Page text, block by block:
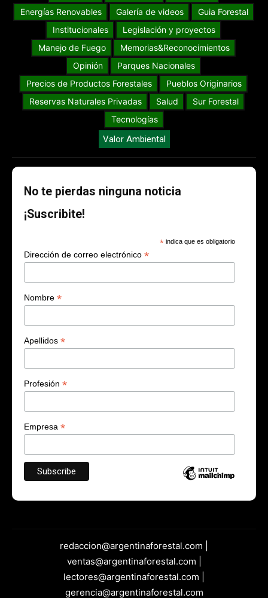
Energías Renovables
Galería de videos
Guia Forestal
Institucionales
Legislación y proyectos
Manejo de Fuego
Memorias&Reconocimientos
Opinión
Parques Nacionales
Precios de Productos Forestales
Pueblos Originarios
Reservas Naturales Privadas
Salud
Sur Forestal
Tecnologías
Valor Ambiental
No te pierdas ninguna noticia
¡Suscribite!
* indica que es obligatorio
Dirección de correo electrónico *
Nombre *
Apellidos *
Profesión *
Empresa *
redaccion@argentinaforestal.com |
ventas@argentinaforestal.com |
lectores@argentinaforestal.com |
gerencia@argentinaforestal.com